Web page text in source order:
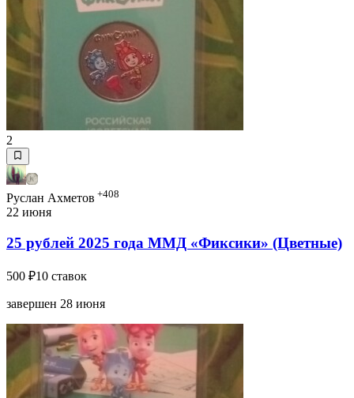
2
Руслан Ахметов +408
22 июня
25 рублей 2025 года ММД «Фиксики» (Цветные)
500 ₽10 ставок
завершен 28 июня